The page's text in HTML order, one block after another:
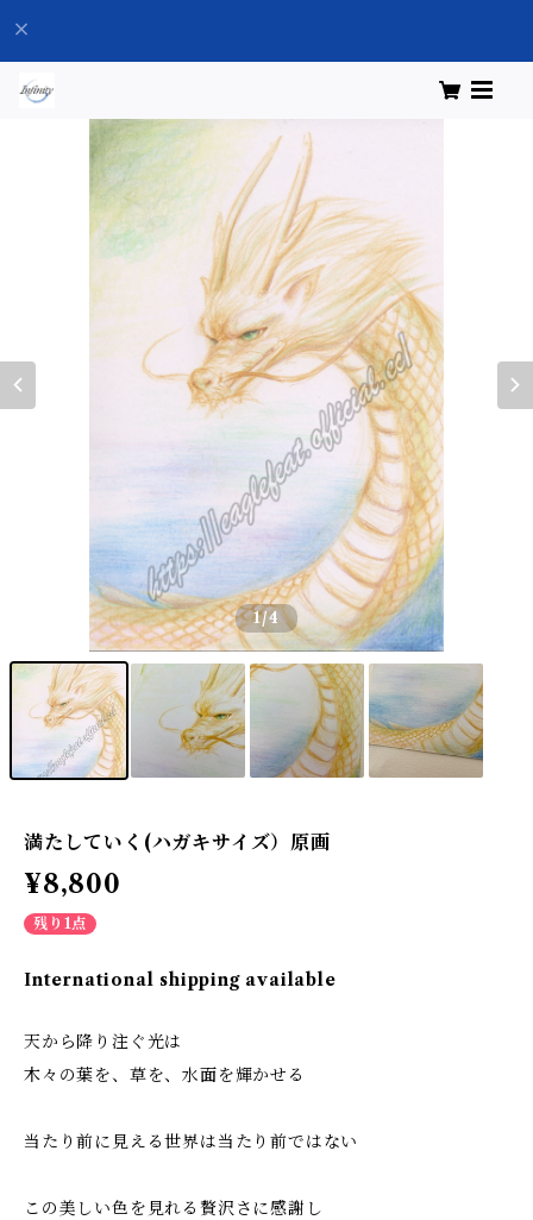
1/4
満たしていく(ハガキサイズ）原画
¥8,800
残り1点
International shipping available
天から降り注ぐ光は
木々の葉を、草を、水面を輝かせる
当たり前に見える世界は当たり前ではない
この美しい色を見れる贅沢さに感謝し